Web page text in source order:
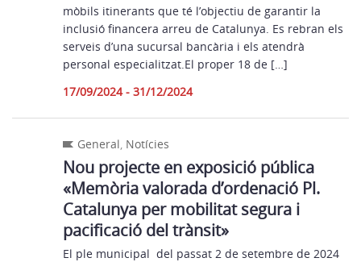
mòbils itinerants que té l’objectiu de garantir la
inclusió financera arreu de Catalunya. Es rebran els
serveis d’una sucursal bancària i els atendrà
personal especialitzat.El proper 18 de […]
17/09/2024 - 31/12/2024
General, Notícies
Nou projecte en exposició pública
«Memòria valorada d’ordenació Pl.
Catalunya per mobilitat segura i
pacificació del trànsit»
El ple municipal del passat 2 de setembre de 2024